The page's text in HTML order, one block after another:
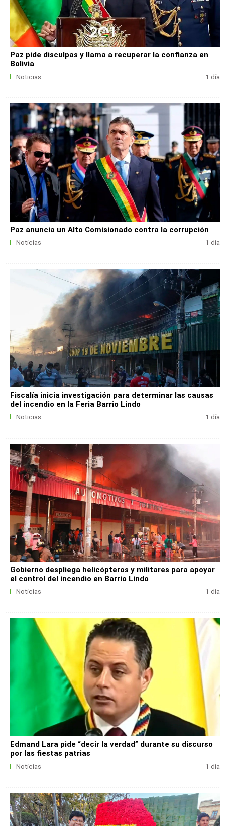
Paz pide disculpas y llama a recuperar la confianza en
Bolivia
Noticias 1 día
Paz anuncia un Alto Comisionado contra la corrupción
Noticias 1 día
Fiscalía inicia investigación para determinar las causas
del incendio en la Feria Barrio Lindo
Noticias 1 día
Gobierno despliega helicópteros y militares para apoyar
el control del incendio en Barrio Lindo
Noticias 1 día
Edmand Lara pide “decir la verdad” durante su discurso
por las fiestas patrias
Noticias 1 día